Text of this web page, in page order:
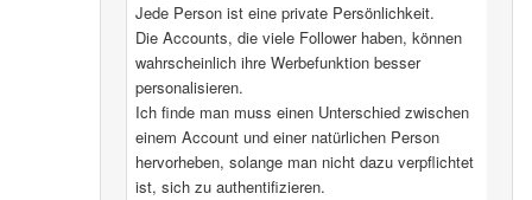
Jede Person ist eine private Persönlichkeit.
Die Accounts, die viele Follower haben, können
wahrscheinlich ihre Werbefunktion besser
personalisieren.
Ich finde man muss einen Unterschied zwischen
einem Account und einer natürlichen Person
hervorheben, solange man nicht dazu verpflichtet
ist, sich zu authentifizieren.